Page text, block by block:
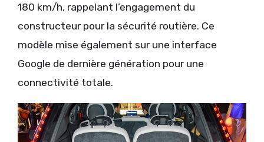
180 km/h, rappelant l’engagement du
constructeur pour la sécurité routière. Ce
modèle mise également sur une interface
Google de dernière génération pour une
connectivité totale.